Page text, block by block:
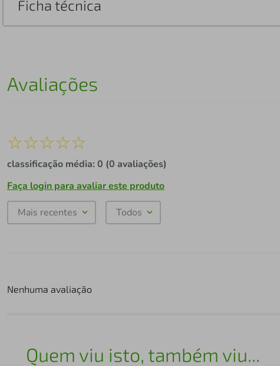
Ficha técnica
Avaliações
☆☆☆☆☆
classificação média: 0 (0 avaliações)
Faça login para avaliar este produto
Mais recentes Todos
Nenhuma avaliação
Quem viu isto, também viu...